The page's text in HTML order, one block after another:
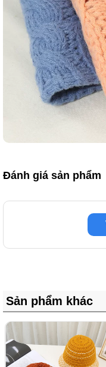
Đánh giá sản phẩm
Sản phẩm khác